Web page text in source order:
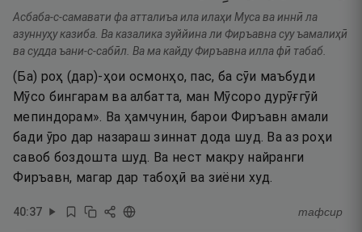
Асбаба-с-самавати фа атталиъа ила илаҳи Муса ва иннӣ ла
азуннуҳу казиба. Ва казалика зуййина ли Фиръавна суу ъамалиҳӣ
ва судда ъани-с-сабӣл. Ва ма кайду Фиръавна илла фӣ табаб.
(Ба) роҳ (дар)-ҳои осмонҳо, пас, ба сӯи маъбуди
Мӯсо бингарам ва албатта, ман Мӯсоро дурӯғгӯй
мепиндорам». Ва ҳамчунин, барои Фиръавн амали
бади ӯро дар назараш зиннат дода шуд. Ва аз роҳи
савоб боздошта шуд. Ва нест макру найранги
Фиръавн, магар дар табоҳӣ ва зиёни худ.
40:37 тафсир